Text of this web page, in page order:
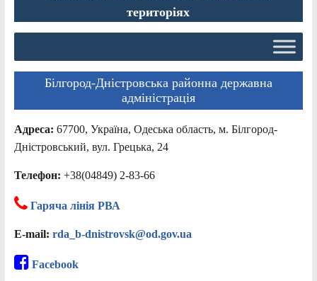
територіях
Білгород-Дністровська районна державна
адміністрація
Адреса: 67700, Україна, Одеська область, м. Білгород-
Дністровський, вул. Грецька, 24
Телефон: +38(04849) 2-83-66
Гаряча лінія РВА
E-mail: rda_b-dnistrovsk@od.gov.ua
Facebook